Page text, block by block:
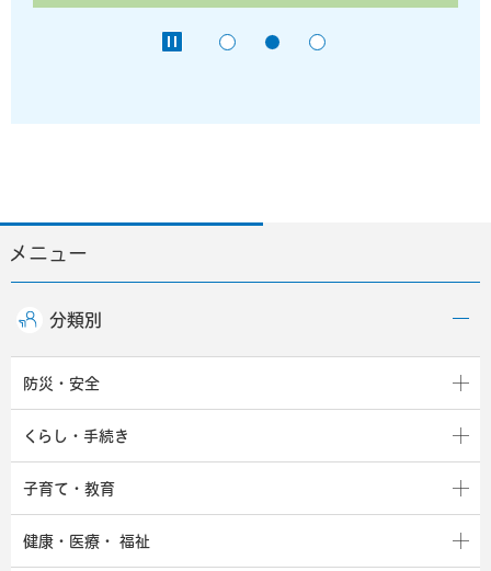
メニュー
分類別
防災・安全
くらし・手続き
子育て・教育
健康・医療・ 福祉